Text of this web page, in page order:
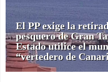
El PP exige la
pesquero de Gran
Estado utilice el
“vertedero de